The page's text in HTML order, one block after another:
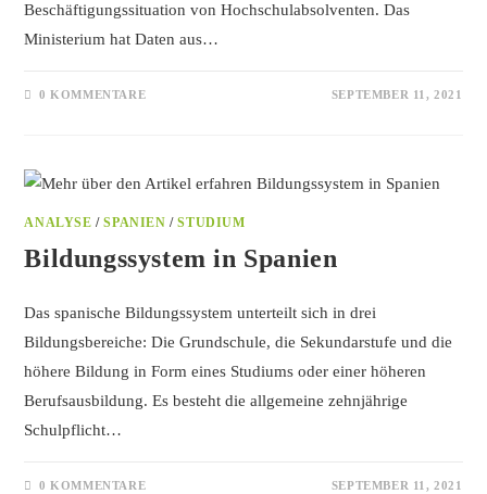
Beschäftigungssituation von Hochschulabsolventen. Das
Ministerium hat Daten aus…
0 KOMMENTARE SEPTEMBER 11, 2021
ANALYSE /SPANIEN /STUDIUM
Bildungssystem in Spanien
Das spanische Bildungssystem unterteilt sich in drei
Bildungsbereiche: Die Grundschule, die Sekundarstufe und die
höhere Bildung in Form eines Studiums oder einer höheren
Berufsausbildung. Es besteht die allgemeine zehnjährige
Schulpflicht…
0 KOMMENTARE SEPTEMBER 11, 2021